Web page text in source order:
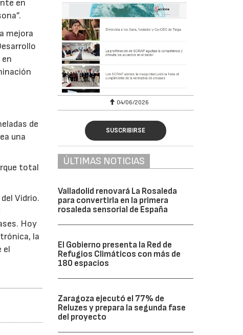
en
mejora
de
una
total
Vidrio.
Hoy
la
el
04/06/2026
SUSCRIBIRSE
ÚLTIMAS NOTICIAS
Valladolid renovará La Rosaleda
para convertirla en la primera
rosaleda sensorial de España
El Gobierno presenta la Red de
Refugios Climáticos con más de
180 espacios
Zaragoza ejecutó el 77% de
Reluzes y prepara la segunda fase
del proyecto